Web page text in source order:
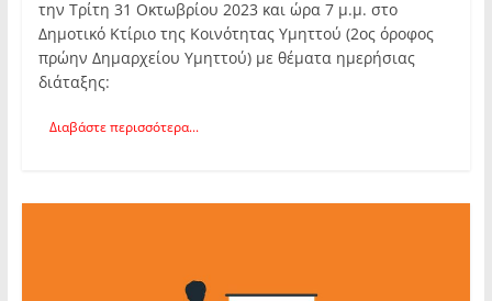
την Τρίτη 31 Οκτωβρίου 2023 και ώρα 7 μ.μ. στο
Δημοτικό Κτίριο της Κοινότητας Υμηττού (2ος όροφος
πρώην Δημαρχείου Υμηττού) με θέματα ημερήσιας
διάταξης:
Διαβάστε περισσότερα...